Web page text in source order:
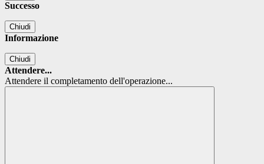
Successo
Chiudi
Informazione
Chiudi
Attendere...
Attendere il completamento dell'operazione...